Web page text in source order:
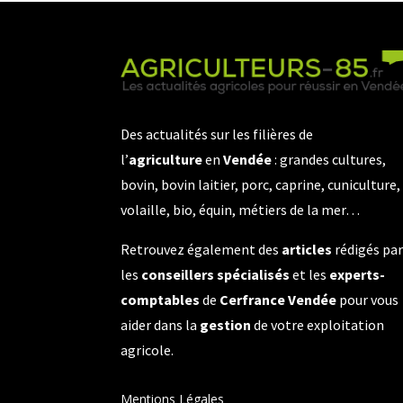
Des actualités sur les filières de
l’agricultureenVendée: grandes cultures,
bovin, bovin laitier, porc, caprine, cuniculture,
volaille, bio, équin, métiers de la mer…
Retrouvez également des articles rédigés par
les conseillers spécialisés et les experts-
comptables de Cerfrance Vendée pour vous
aider dans la gestion de votre exploitation
agricole.
Mentions Légales